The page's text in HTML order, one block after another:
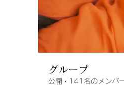
グループ
公開 · 141名のメンバ